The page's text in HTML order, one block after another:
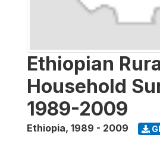
Ethiopian
Household
1989-2009
Ethiopia, 1989 - 2009